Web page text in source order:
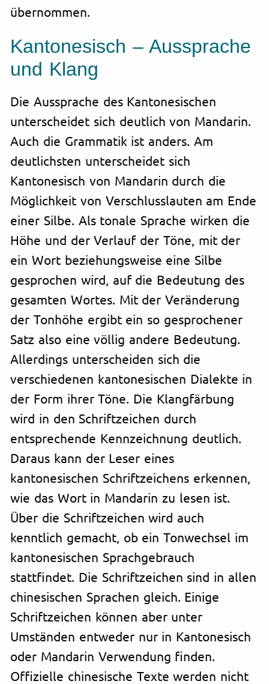
übernommen.
Kantonesisch – Aussprache
und Klang
Die Aussprache des Kantonesischen
unterscheidet sich deutlich von Mandarin.
Auch die Grammatik ist anders. Am
deutlichsten unterscheidet sich
Kantonesisch von Mandarin durch die
Möglichkeit von Verschlusslauten am Ende
einer Silbe. Als tonale Sprache wirken die
Höhe und der Verlauf der Töne, mit der
ein Wort beziehungsweise eine Silbe
gesprochen wird, auf die Bedeutung des
gesamten Wortes. Mit der Veränderung
der Tonhöhe ergibt ein so gesprochener
Satz also eine völlig andere Bedeutung.
Allerdings unterscheiden sich die
verschiedenen kantonesischen Dialekte in
der Form ihrer Töne. Die Klangfärbung
wird in den Schriftzeichen durch
entsprechende Kennzeichnung deutlich.
Daraus kann der Leser eines
kantonesischen Schriftzeichens erkennen,
wie das Wort in Mandarin zu lesen ist.
Über die Schriftzeichen wird auch
kenntlich gemacht, ob ein Tonwechsel im
kantonesischen Sprachgebrauch
stattfindet. Die Schriftzeichen sind in allen
chinesischen Sprachen gleich. Einige
Schriftzeichen können aber unter
Umständen entweder nur in Kantonesisch
oder Mandarin Verwendung finden.
Offizielle chinesische Texte werden nicht